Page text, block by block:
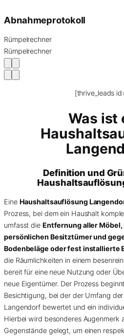
Abnahmeprotokoll
Rümpelrechner
Rümpelrechner
[thrive_leads
Was ist
Definition und
Eine Haushaltsauflösung
Prozess, bei dem ein Haushalt
umfasst die Entfernung aller
persönlichen Besitztümer und
Bodenbeläge oder fest installierte
die Räumlichkeiten in einem
bereit für eine neue Nutzung oder
neue Eigentümer. Der Prozess
Besichtigung, bei der der Umfang
Langendorf bewertet und ein
Hierbei wird besonderes Augenmerk
Gegenstände gelegt, um einen